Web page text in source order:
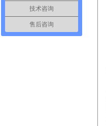
技术咨询
售后咨询